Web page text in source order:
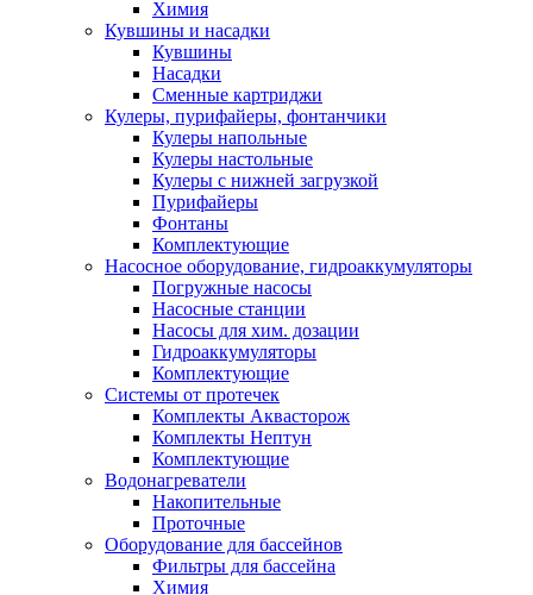
Химия
Кувшины и насадки
Кувшины
Насадки
Сменные картриджи
Кулеры, пурифайеры, фонтанчики
Кулеры напольные
Кулеры настольные
Кулеры с нижней загрузкой
Пурифайеры
Фонтаны
Комплектующие
Насосное оборудование, гидроаккумуляторы
Погружные насосы
Насосные станции
Насосы для хим. дозации
Гидроаккумуляторы
Комплектующие
Системы от протечек
Комплекты Аквасторож
Комплекты Нептун
Комплектующие
Водонагреватели
Накопительные
Проточные
Оборудование для бассейнов
Фильтры для бассейна
Химия